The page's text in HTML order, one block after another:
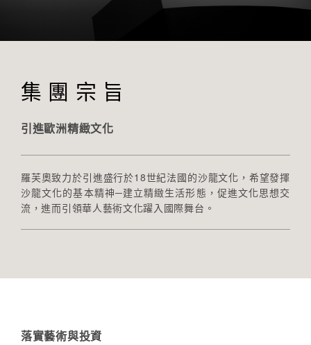
集 團 宗 旨
引進歐洲精緻文化
羅芙奧致力於引進盛行於18世紀法國的沙龍文化，希望發揮
沙龍文化的基本精神─建立精緻生活形態，促進文化思想交
流，進而引領華人藝術文化躍入國際舞台。
落實藝術與投資